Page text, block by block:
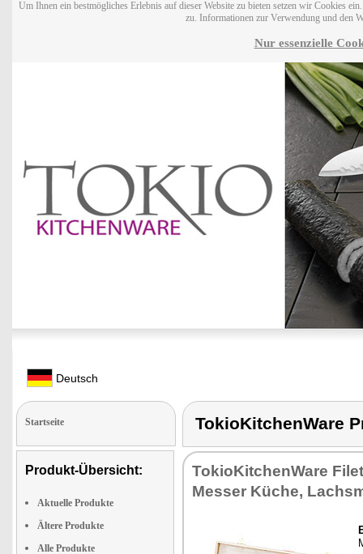
Um Ihnen ein bestmögliches Erlebnis auf dieser Website zu bieten setzen wir Cookies
zu. Informationen zur Verwendung und den
Nur essenzielle
Deutsch
Startseite
Produkt-Übersicht:
Aktuelle Produkte
Ältere Produkte
Alle Produkte
TokioKitchenWare
To­kio­Kit­chen­Wa­re
Mes­ser Kü­che,